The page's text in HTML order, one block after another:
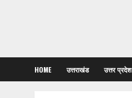
HOME उत्तराखंड उत्तर प्रदेश